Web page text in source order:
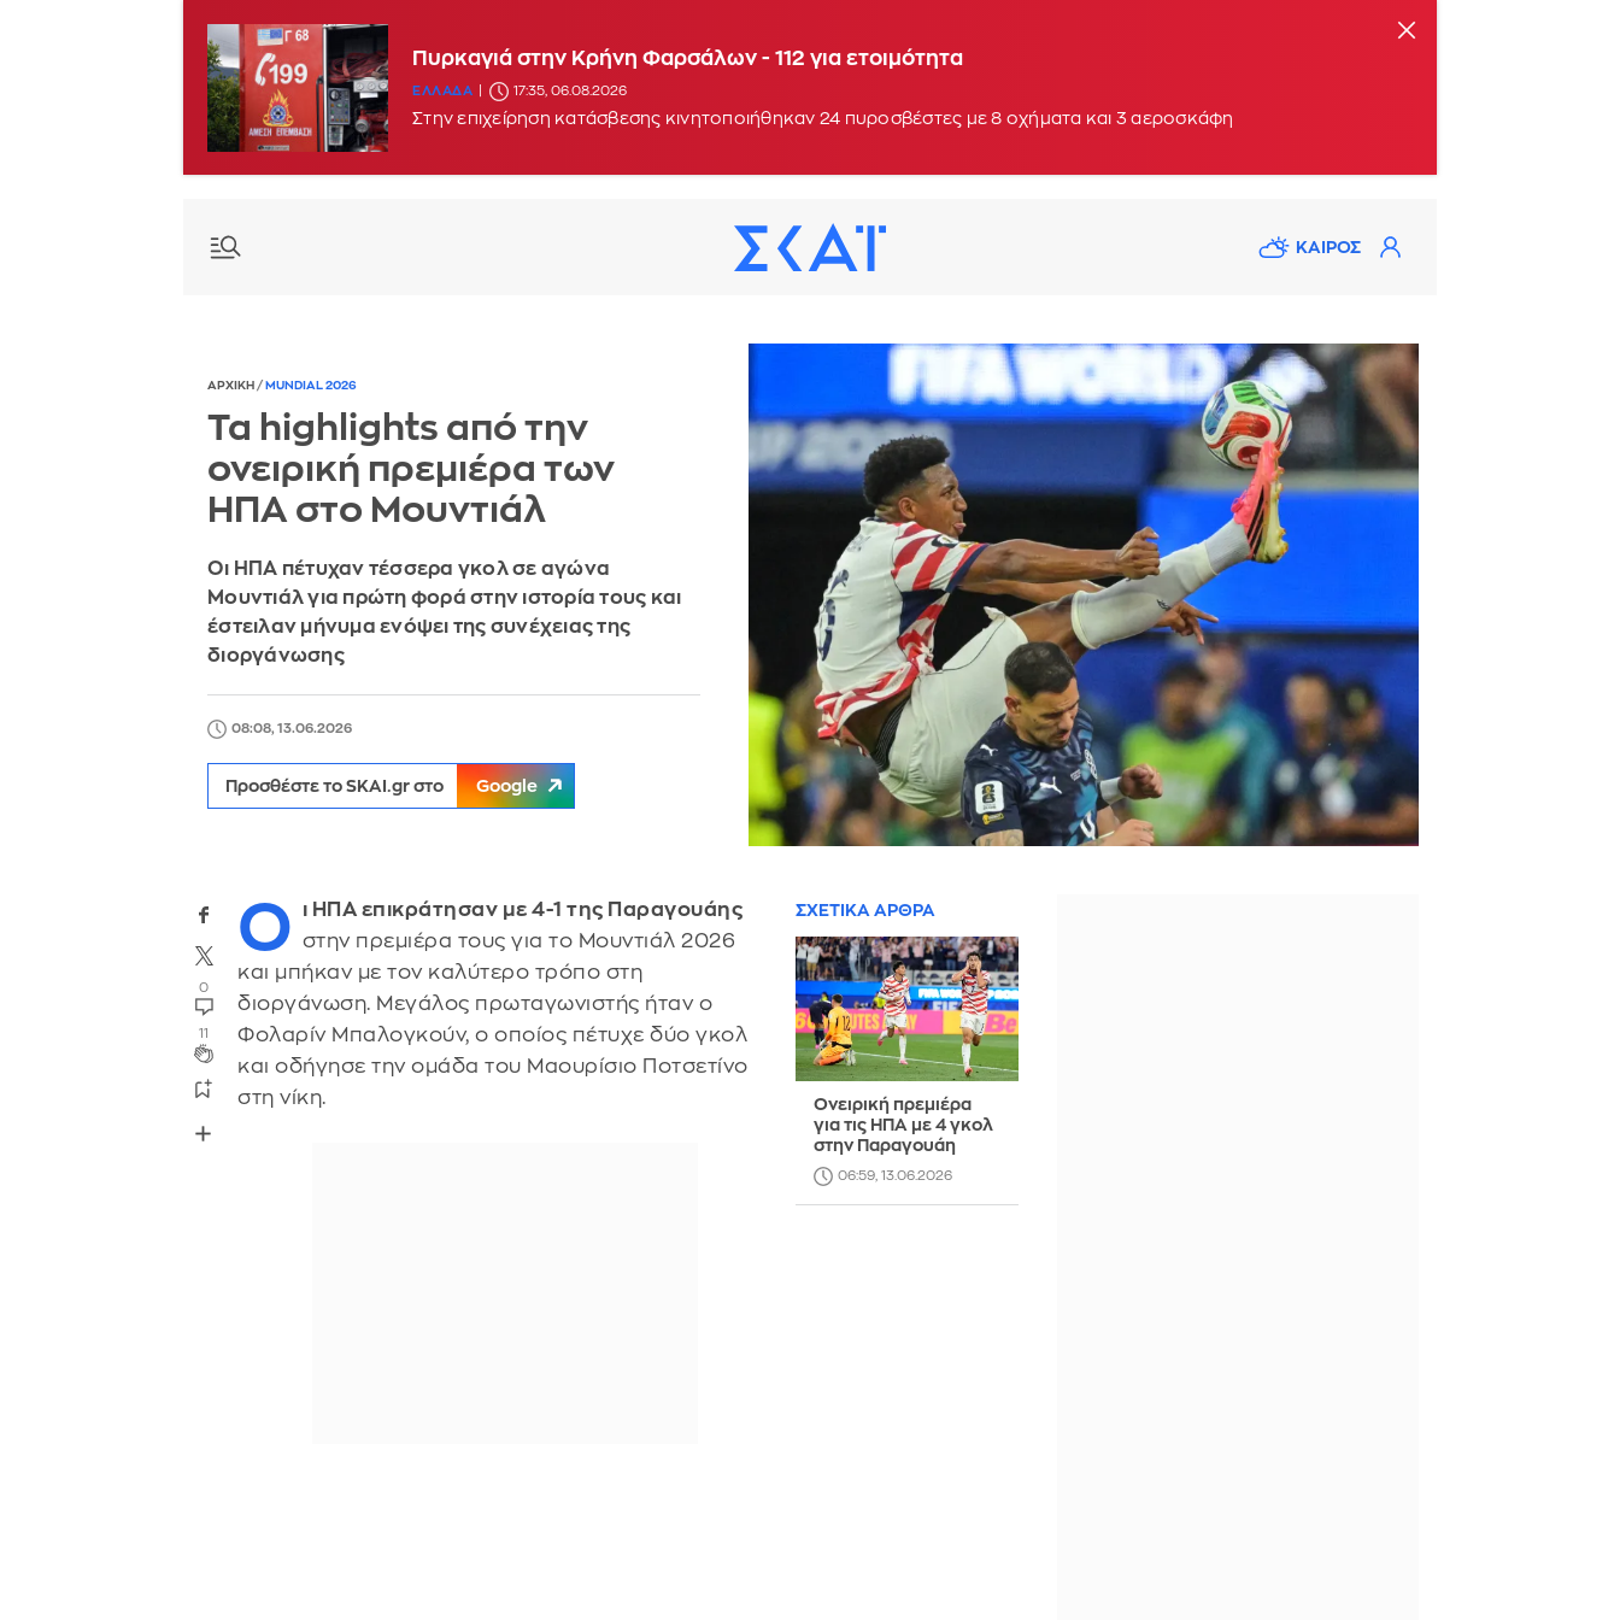
Μεγάλη πυρκαγιά στην περιοχή Κολυμπάδα στη Σκύρο - Ενισχύθηκαν οι δυνάμεις
Πυρκαγιά στην Κρήνη Φαρσάλων - 112 για ετοιμότητα
ΕΛΛΑΔΑ 17:35, 06.08.2026
Στην επιχείρηση κατάσβεσης κινητοποιήθηκαν 24 πυροσβέστες με 8 οχήματα και 3 αεροσκάφη
ΚΑΙΡΟΣ
ΑΡΧΙΚΗ / MUNDIAL 2026
Τα highlights από την
ονειρική πρεμιέρα των
ΗΠΑ στο Μουντιάλ
Οι ΗΠΑ πέτυχαν τέσσερα γκολ σε αγώνα
Μουντιάλ για πρώτη φορά στην ιστορία τους και
έστειλαν μήνυμα ενόψει της συνέχειας της
διοργάνωσης
08:08, 13.06.2026
Προσθέστε το SKAI.gr στο Google
0
11
Ο
ι ΗΠΑ επικράτησαν με 4-1 της Παραγουάης
στην πρεμιέρα τους για το Μουντιάλ 2026
και μπήκαν με τον καλύτερο τρόπο στη
διοργάνωση. Μεγάλος πρωταγωνιστής ήταν ο
Φολαρίν Μπαλογκούν, ο οποίος πέτυχε δύο γκολ
και οδήγησε την ομάδα του Μαουρίσιο Ποτσετίνο
στη νίκη.
ΣΧΕΤΙΚΑ ΑΡΘΡΑ
Ονειρική πρεμιέρα
για τις ΗΠΑ με 4 γκολ
στην Παραγουάη
06:59, 13.06.2026